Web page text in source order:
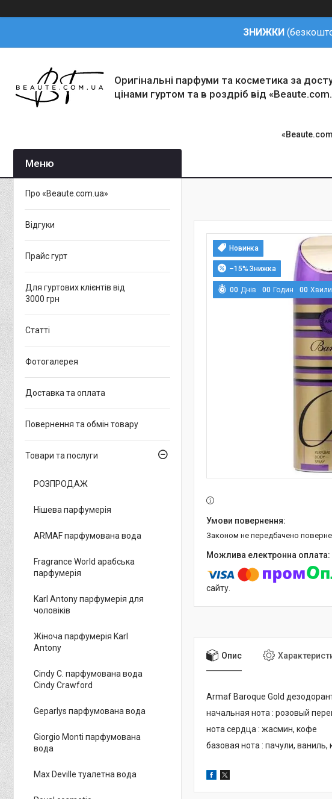
ЗНИЖКИ
Оригінальні парфуми та косметика за
цінами гуртом та в роздріб від
Новинка
–15%
00 Днів 00 Годин 00
Законом не передбачено
сайту.
Опис
Armaf Baroque Gold
начальная нота : розовый
нота сердца : жасмин, кофе
базовая нота : пачули, ваниль,
Про «Beaute.com.ua»
Відгуки
Прайс гурт
Для гуртових клієнтів від
3000 грн
Статті
Фотогалерея
Доставка та оплата
Повернення та обмін товару
Товари та послуги
РОЗПРОДАЖ
Нішева парфумерія
ARMAF парфумована вода
Fragrance World арабська
парфумерія
Karl Antony парфумерія для
чоловіків
Жіноча парфумерія Karl
Antony
Cindy C. парфумована вода
Cindy Crawford
Geparlys парфумована вода
Giorgio Monti парфумована
вода
Max Deville туалетна вода